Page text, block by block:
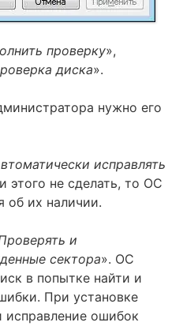
проверку»,
диска».
нужно его
исправлять
этого не сделать, то ОС
об их наличии.
и
сектора». ОС
в попытке найти и
При установке
исправление ошибок